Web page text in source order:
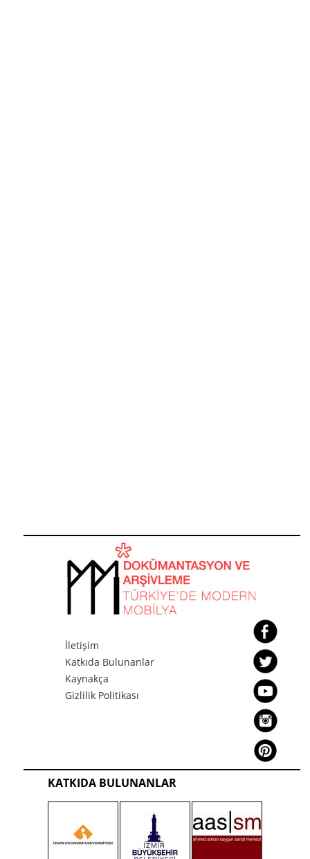
İletişim
Katkıda Bulunanlar
Kaynakça
Gizlilik Politikası
KATKIDA BULUNANLAR